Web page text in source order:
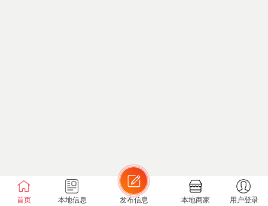
首页 本地信息 发布信息 本地商家 用户登录